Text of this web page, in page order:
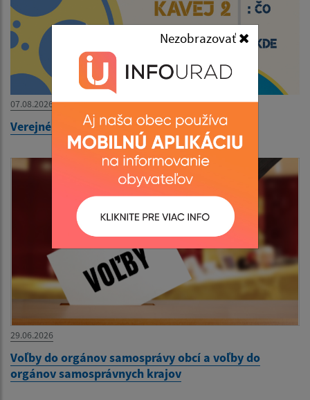
Nezobrazovať
07.08.2026
Verejné premietanie - KAVEJ 2
29.06.2026
Voľby do orgánov samosprávy obcí a voľby do
orgánov samosprávnych krajov